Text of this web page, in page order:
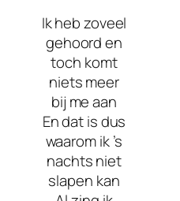
Ik heb zoveel
gehoord en
toch komt
niets meer
bij me aan
En dat is dus
waarom ik ’s
nachts niet
slapen kan